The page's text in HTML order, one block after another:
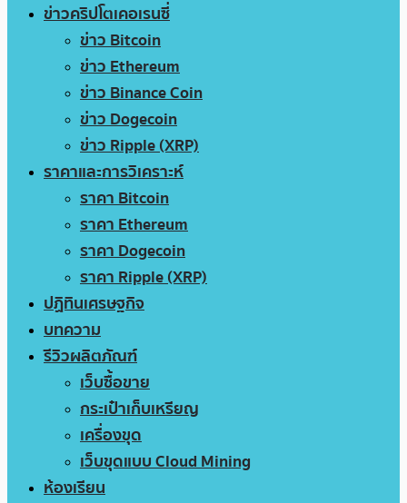
ข่าวคริปโตเคอเรนซี่
ข่าว Bitcoin
ข่าว Ethereum
ข่าว Binance Coin
ข่าว Dogecoin
ข่าว Ripple (XRP)
ราคาและการวิเคราะห์
ราคา Bitcoin
ราคา Ethereum
ราคา Dogecoin
ราคา Ripple (XRP)
ปฏิทินเศรษฐกิจ
บทความ
รีวิวผลิตภัณฑ์
เว็บซื้อขาย
กระเป๋าเก็บเหรียญ
เครื่องขุด
เว็บขุดแบบ Cloud Mining
ห้องเรียน